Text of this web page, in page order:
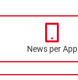
News per App